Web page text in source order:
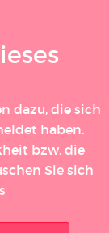
dazu, die sich
haben.
bzw. die
Sie sich